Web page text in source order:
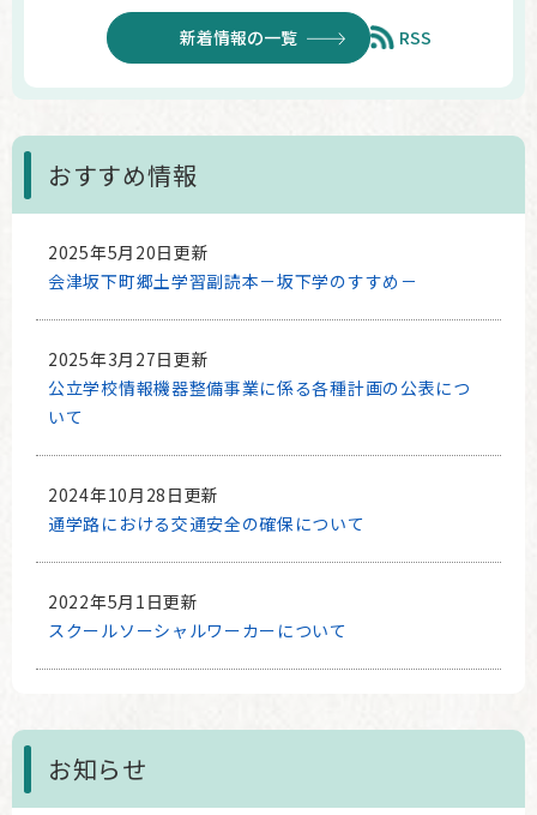
新着情報の一覧 RSS
おすすめ情報
2025年5月20日更新
会津坂下町郷土学習副読本－坂下学のすすめ－
2025年3月27日更新
公立学校情報機器整備事業に係る各種計画の公表につ
いて
2024年10月28日更新
通学路における交通安全の確保について
2022年5月1日更新
スクールソーシャルワーカーについて
お知らせ